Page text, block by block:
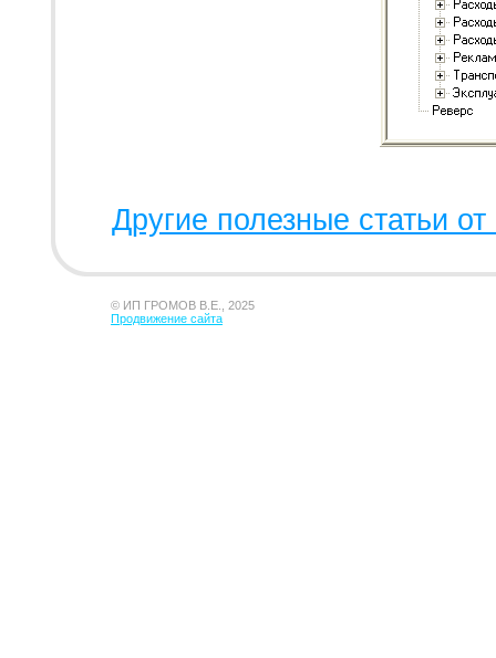
Другие полезные статьи
© ИП ГРОМОВ В.Е., 2025
Продвижение сайта